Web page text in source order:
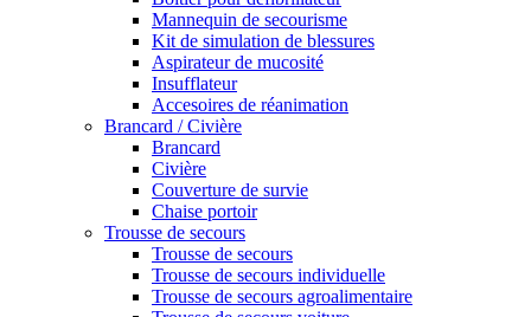
Mannequin de secourisme
Kit de simulation de blessures
Aspirateur de mucosité
Insufflateur
Accesoires de réanimation
Brancard / Civière
Brancard
Civière
Couverture de survie
Chaise portoir
Trousse de secours
Trousse de secours
Trousse de secours individuelle
Trousse de secours agroalimentaire